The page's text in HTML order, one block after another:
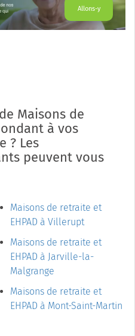
Allons-y
Maisons de
à vos
? Les
peuvent vous
Maisons de retraite et
EHPAD à Villerupt
Maisons de retraite et
EHPAD à Jarville-la-
Malgrange
Maisons de retraite et
EHPAD à Mont-Saint-Martin